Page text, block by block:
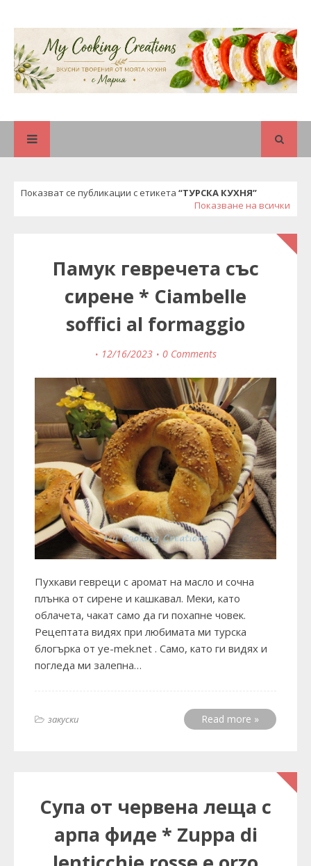
Показват се публикации с етикета
ТУРСКА КУХНЯ
Показване на всички
Памук гевречета със
сирене * Ciambelle
soffici al formaggio
12/16/2023 0 Comments
Пухкави гевреци с аромат на масло и сочна
плънка от сирене и кашкавал. Меки, като
облачета, чакат само да ги похапне човек.
Рецептата видях при любимата ми турска
блогърка от ye-mek.net . Само, като ги видях и
погледа ми залепна…
закуски Read more »
Супа от червена леща с
арпа фиде * Zuppa di